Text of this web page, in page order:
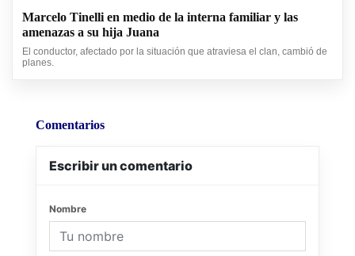
Marcelo Tinelli en medio de la interna familiar y las
amenazas a su hija Juana
El conductor, afectado por la situación que atraviesa el clan, cambió de
planes.
Comentarios
Escribir un comentario
Nombre